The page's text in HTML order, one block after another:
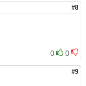
#8
0
0
#9